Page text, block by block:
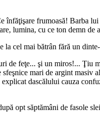
frumoasă! Barba
lumina, cu ce ton demn
la cel mai bătrân fără un
de feţe... şi un miros!...
mari de argint
dascălului cauza
opt săptămâni de fasole